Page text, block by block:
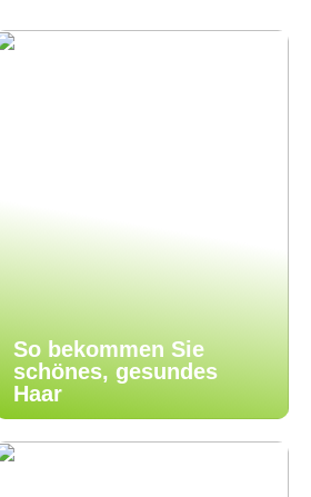
So bekommen Sie
schönes, gesundes
Haar